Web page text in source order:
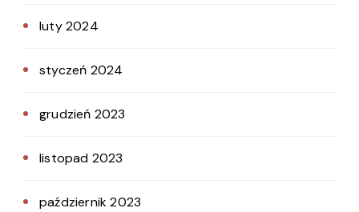
luty 2024
styczeń 2024
grudzień 2023
listopad 2023
październik 2023